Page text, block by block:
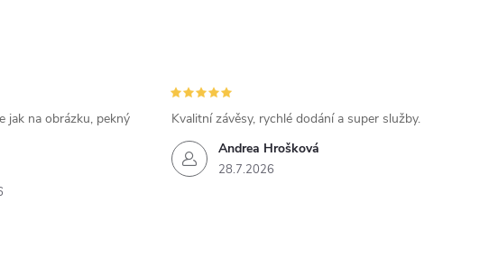
jak na obrázku, pekný
Andrea Hrošková
28.7.2026
Kvalitní závěsy, rychlé dodání a super služby.